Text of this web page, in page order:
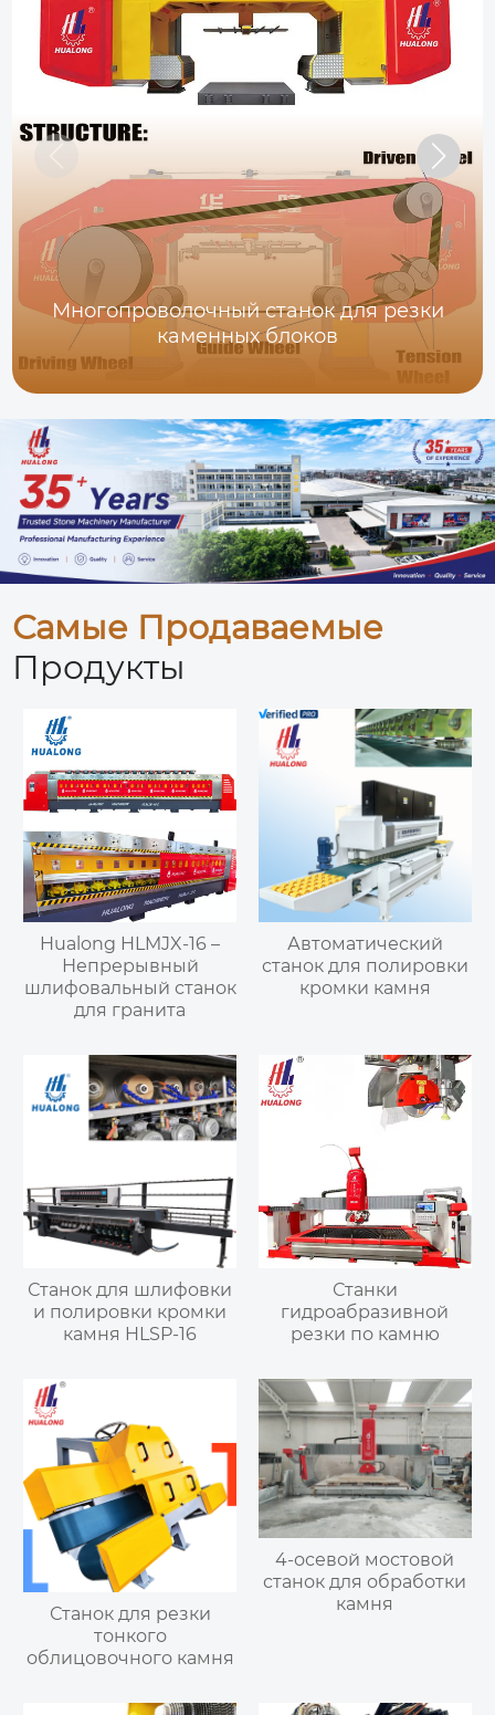
Многопроволочный станок для резки
каменных блоков
Самые Продаваемые
Продукты
Hualong HLMJX-16 –
Непрерывный
шлифовальный станок
для гранита
Автоматический
станок для полировки
кромки камня
Станок для шлифовки
и полировки кромки
камня HLSP-16
Станки
гидроабразивной
резки по камню
Станок для резки
тонкого
облицовочного камня
4-осевой мостовой
станок для обработки
камня